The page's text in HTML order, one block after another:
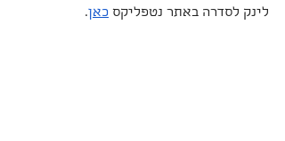
לינק לסדרה באתר נטפליקס כאן.